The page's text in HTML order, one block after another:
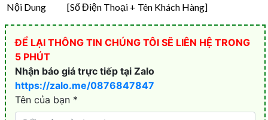
Nội Dung [Số Điện Thoại + Tên Khách Hàng]